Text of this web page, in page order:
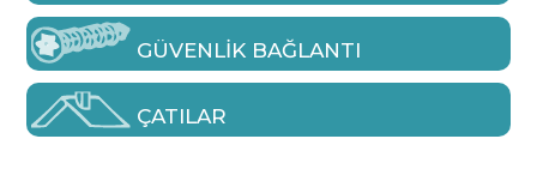
GÜVENLIK BAĞLANTI
ÇATILAR